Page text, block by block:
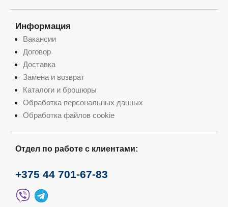
Информация
Вакансии
Договор
Доставка
Замена и возврат
Каталоги и брошюры
Обработка персональных данных
Обработка файлов cookie
Отдел по работе с клиентами:
+375 44 701-67-83